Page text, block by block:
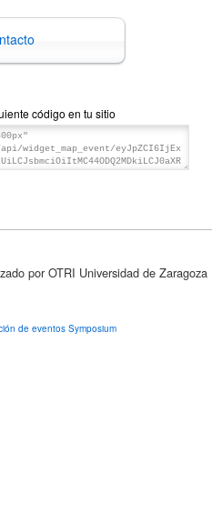
código en tu sitio
por OTRI Universidad de Zaragoza
de eventos Symposium